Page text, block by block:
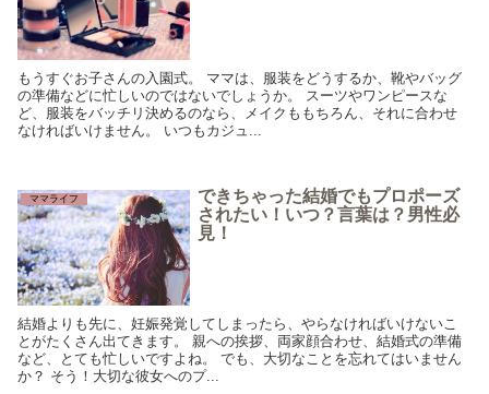
もうすぐお子さんの入園式。 ママは、服装をどうするか、靴やバッグ
の準備などに忙しいのではないでしょうか。 スーツやワンピースな
ど、服装をバッチリ決めるのなら、メイクももちろん、それに合わせ
なければいけません。 いつもカジュ...
ママライフ
できちゃった結婚でもプロポーズ
されたい！いつ？言葉は？男性必
見！
結婚よりも先に、妊娠発覚してしまったら、やらなければいけないこ
とがたくさん出てきます。 親への挨拶、両家顔合わせ、結婚式の準備
など、とても忙しいですよね。 でも、大切なことを忘れてはいません
か？ そう！大切な彼女へのプ...